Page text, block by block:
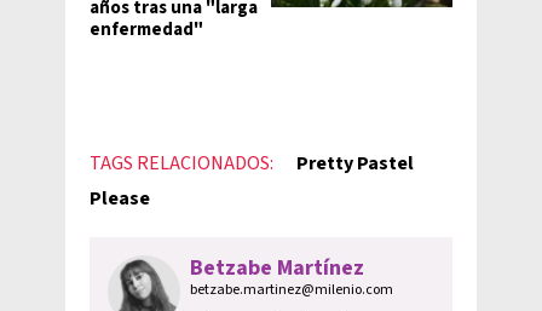
años tras una "larga
enfermedad"
TAGS RELACIONADOS:
Pretty Pastel
Please
Betzabe Martínez
betzabe.martinez@milenio.com